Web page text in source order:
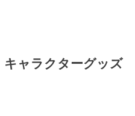
キャラクターグッズ